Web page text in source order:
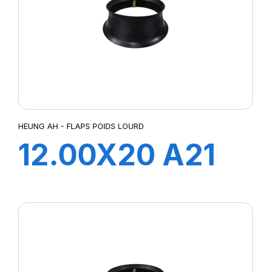
HEUNG AH - FLAPS POIDS LOURD
12.00X20 A21